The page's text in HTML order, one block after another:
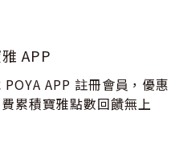
APP
APP 註冊會員，優惠
累積寶雅點數回饋無上